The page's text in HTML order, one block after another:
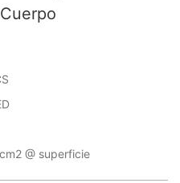
@ superficie